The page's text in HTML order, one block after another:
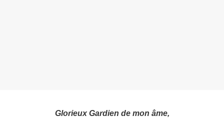
Glorieux Gardien de mon âme,